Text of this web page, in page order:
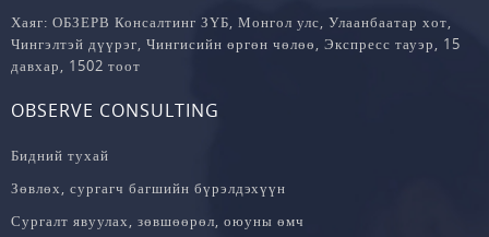
Хаяг: ОБЗЕРВ Консалтинг ЗҮБ, Монгол улс, Улаанбаатар хот,
Чингэлтэй дүүрэг, Чингисийн өргөн чөлөө, Экспресс тауэр, 15
давхар, 1502 тоот
OBSERVE CONSULTING
Бидний тухай
Зөвлөх, сургагч багшийн бүрэлдэхүүн
Сургалт явуулах, зөвшөөрөл, оюуны өмч